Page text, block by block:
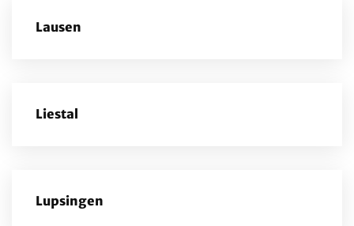
Lausen
Liestal
Lupsingen